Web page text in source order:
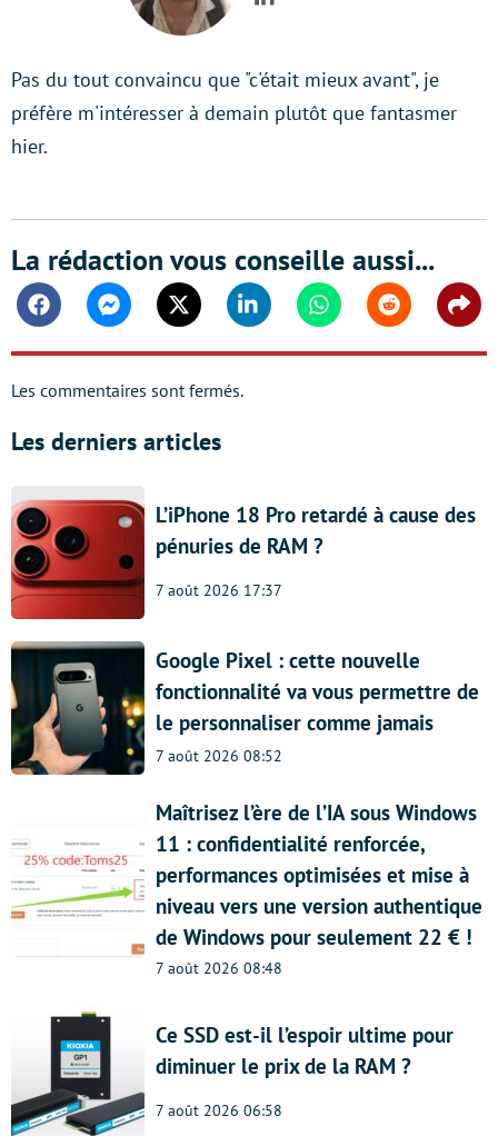
LinkedIn
Pas du tout convaincu que "c'était mieux avant", je
préfère m'intéresser à demain plutôt que fantasmer
hier.
La rédaction vous conseille aussi...
FacebookMessengerTwitter Linkedin WhatsappReddit
Les commentaires sont fermés.
Les derniers articles
L’iPhone 18 Pro retardé à cause des
pénuries de RAM ?
7 août 2026 17:37
Google Pixel : cette nouvelle
fonctionnalité va vous permettre de
le personnaliser comme jamais
7 août 2026 08:52
Maîtrisez l’ère de l’IA sous Windows
11 : confidentialité renforcée,
performances optimisées et mise à
niveau vers une version authentique
de Windows pour seulement 22 € !
7 août 2026 08:48
Ce SSD est-il l’espoir ultime pour
diminuer le prix de la RAM ?
7 août 2026 06:58